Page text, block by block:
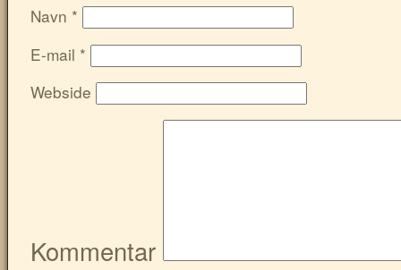
Navn *
E-mail *
Webside
Kommentar